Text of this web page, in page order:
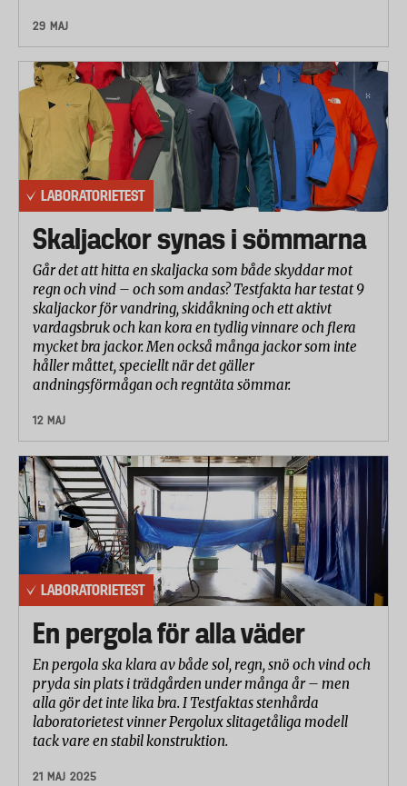
29 MAJ
LABORATORIETEST
Skaljackor synas i sömmarna
Går det att hitta en skaljacka som både skyddar mot
regn och vind – och som andas? Testfakta har testat 9
skaljackor för vandring, skidåkning och ett aktivt
vardagsbruk och kan kora en tydlig vinnare och flera
mycket bra jackor. Men också många jackor som inte
håller måttet, speciellt när det gäller
andningsförmågan och regntäta sömmar.
12 MAJ
LABORATORIETEST
En pergola för alla väder
En pergola ska klara av både sol, regn, snö och vind och
pryda sin plats i trädgården under många år – men
alla gör det inte lika bra. I Testfaktas stenhårda
laboratorietest vinner Pergolux slitagetåliga modell
tack vare en stabil konstruktion.
21 MAJ 2025